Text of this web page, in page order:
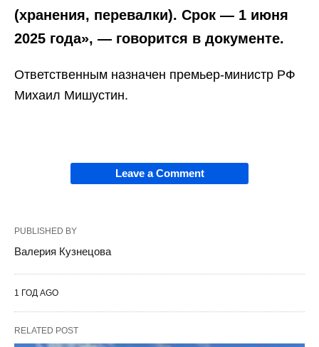
(хранения, перевалки). Срок — 1 июня
2025 года», — говорится в документе.
Ответственным назначен премьер-министр РФ
Михаил Мишустин.
Leave a Comment
PUBLISHED BY
Валерия Кузнецова
1 ГОД AGO
RELATED POST